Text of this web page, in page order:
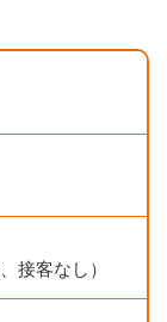
接客なし）